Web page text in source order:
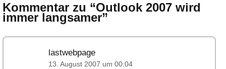
Kommentar zu “Outlook 2007 wird
immer langsamer”
lastwebpage
13. August 2007 um 00:04